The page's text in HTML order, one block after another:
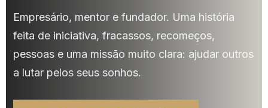
Empresário, mentor e fundador. Uma história
feita de iniciativa, fracassos, recomeços,
pessoas e uma missão muito clara: ajudar outros
a lutar pelos seus sonhos.